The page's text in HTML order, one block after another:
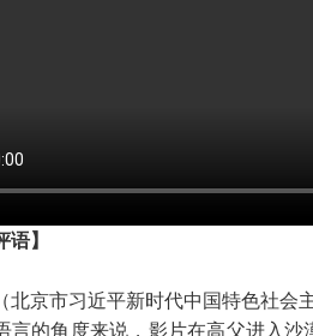
语】
北京市习近平新时代中国特色社会
言的角度来说，影片在高父进入